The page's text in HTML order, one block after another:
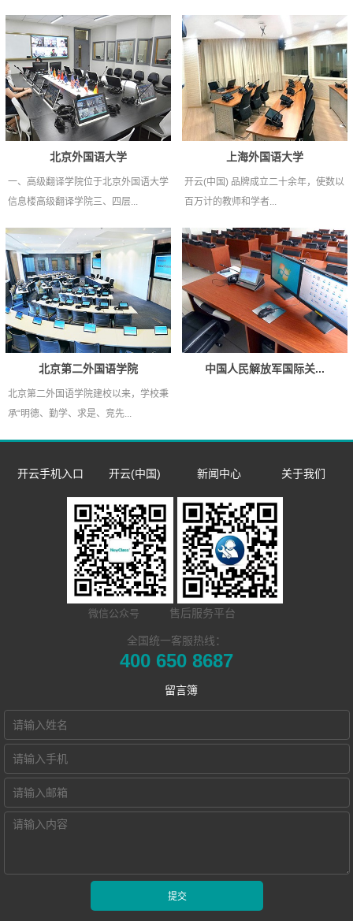
北京外国语大学
一、高级翻译学院位于北京外国语大学
信息楼高级翻译学院三、四层...
上海外国语大学
开云(中国) 品牌成立二十余年，使数以
百万计的教师和学者...
北京第二外国语学院
北京第二外国语学院建校以来，学校秉
承“明德、勤学、求是、竞先...
中国人民解放军国际关...
开云手机入口
数字语言学习系
同声传译训练系
​远程合班教学系
开云(中国) Hub
高密度WiFi移动
智慧教室
开云(中国)
双一流/985/211
外语院校
MTI/BTI院校
用户名录
新闻中心
企业新闻
市场活动
关于我们
微信公众号 售后服务平台
全国统一客服热线：
400 650 8687
留言簿